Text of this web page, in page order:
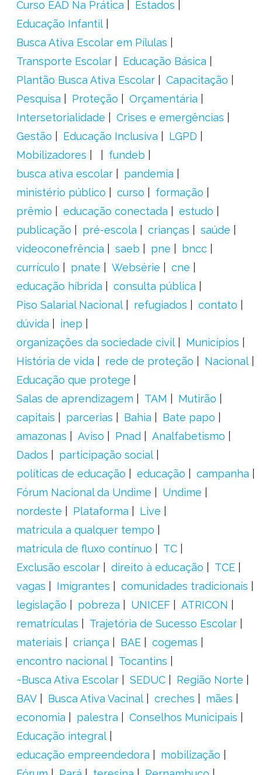
Curso EAD Na Prática
Estados
Educação Infantil
Busca Ativa Escolar em Pílulas
Transporte Escolar
Educação Básica
Plantão Busca Ativa Escolar
Capacitação
Pesquisa
Proteção
Orçamentária
Intersetorialidade
Crises e emergências
Gestão
Educação Inclusiva
LGPD
Mobilizadores
fundeb
busca ativa escolar
pandemia
ministério público
curso
formação
prêmio
educação conectada
estudo
publicação
pré-escola crianças
saúde
videoconefrência
saeb pne
bncc
currículo
pnate Websérie
cne
educação híbrida
consulta pública
Piso Salarial Nacional
refugiados
contato
dúvida
inep
organizações da sociedade civil
Municípios
História de vida
rede de proteção
Nacional
Educação que protege
Salas de aprendizagem
TAM
Mutirão
capitais
parcerias Bahia
Bate papo
amazonas
Aviso Pnad
Analfabetismo
Dados
participação social
políticas de educação
educação
campanha
Fórum Nacional da Undime
Undime
nordeste
Plataforma
Live
matrícula a qualquer tempo
matrícula de fluxo contínuo
TC
Exclusão escolar
direito à educação
TCE
vagas
Imigrantes
comunidades tradicionais
legislação
pobreza UNICEF
ATRICON
rematrículas
Trajetória de Sucesso Escolar
materiais
criança BAE
cogemas
encontro nacional
Tocantins
~Busca Ativa Escolar
SEDUC
Região Norte
BAV
Busca Ativa Vacinal creches
mães
economia
palestra
Conselhos Municipais
Educação integral
educação empreendedora
mobilização